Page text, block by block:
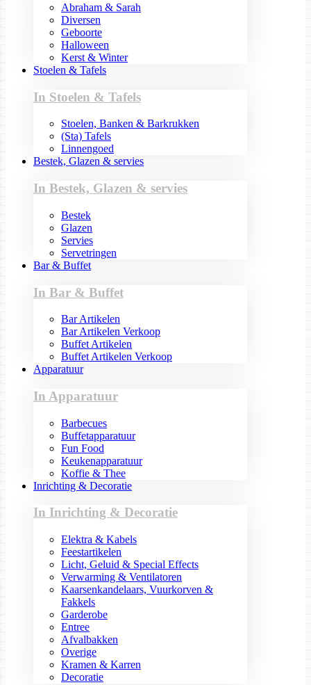
Abraham & Sarah
Diversen
Geboorte
Halloween
Kerst & Winter
Stoelen & Tafels
In Stoelen & Tafels
Stoelen, Banken & Barkrukken
(Sta) Tafels
Linnengoed
Bestek, Glazen & servies
In Bestek, Glazen & servies
Bestek
Glazen
Servies
Servetringen
Bar & Buffet
In Bar & Buffet
Bar Artikelen
Bar Artikelen Verkoop
Buffet Artikelen
Buffet Artikelen Verkoop
Apparatuur
In Apparatuur
Barbecues
Buffetapparatuur
Fun Food
Keukenapparatuur
Koffie & Thee
Inrichting & Decoratie
In Inrichting & Decoratie
Elektra & Kabels
Feestartikelen
Licht, Geluid & Special Effects
Verwarming & Ventilatoren
Kaarsenkandelaars, Vuurkorven &
Fakkels
Garderobe
Entree
Afvalbakken
Overige
Kramen & Karren
Decoratie